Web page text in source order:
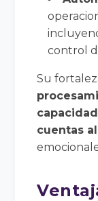
control
Su
cuentas